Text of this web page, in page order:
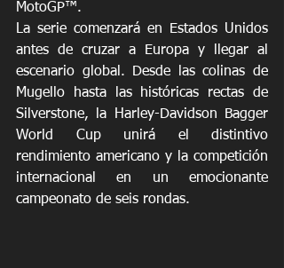
MotoGP™.
La serie comenzará en Estados Unidos
antes de cruzar a Europa y llegar al
escenario global. Desde las colinas de
Mugello hasta las históricas rectas de
Silverstone, la Harley-Davidson Bagger
World Cup unirá el distintivo
rendimiento americano y la competición
internacional en un emocionante
campeonato de seis rondas.